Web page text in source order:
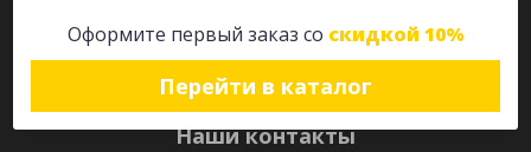
Оформите первый заказ со скидкой 10%
Перейти в каталог
Наши контакты